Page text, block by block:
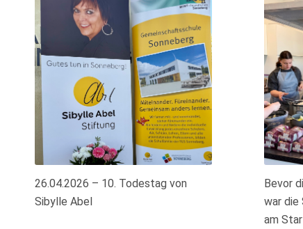
26.04.2026 – 10. Todestag von
Sibylle Abel
Bevor
war die
am